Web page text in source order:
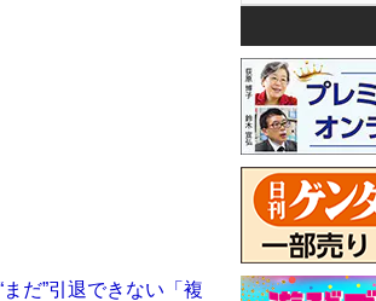
だ”引退できない「複